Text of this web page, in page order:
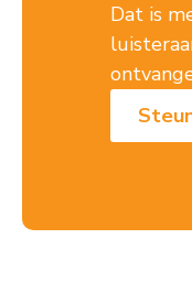
Dat is